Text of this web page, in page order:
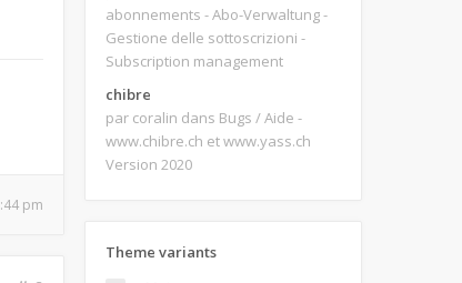
pm
abonnements - Abo-Verwaltung -
Gestione delle sottoscrizioni -
Subscription management
chibre
par coralin dans Bugs / Aide -
www.chibre.ch et www.yass.ch
Version 2020
Theme variants